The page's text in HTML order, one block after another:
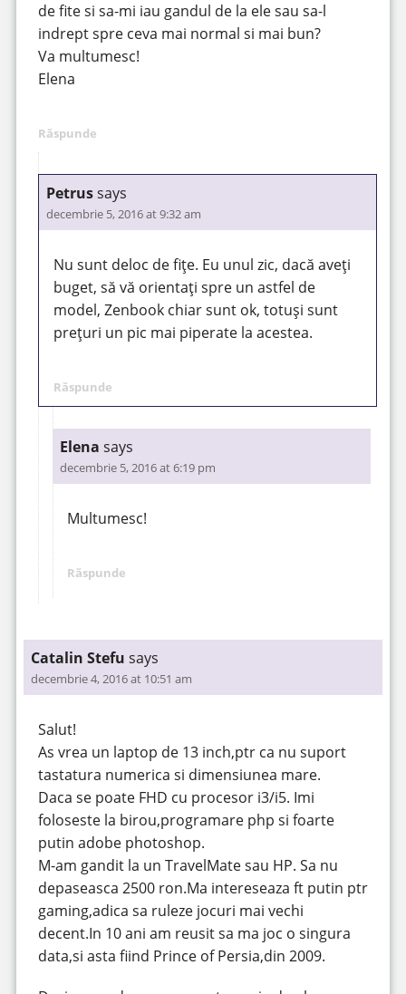
de fite si sa-mi iau gandul de la ele sau sa-l
indrept spre ceva mai normal si mai bun?
Va multumesc!
Elena
Răspunde
Petrussays
decembrie 5, 2016 at 9:32 am
Nu sunt deloc de fițe. Eu unul zic, dacă aveți
buget, să vă orientați spre un astfel de
model, Zenbook chiar sunt ok, totuși sunt
prețuri un pic mai piperate la acestea.
Răspunde
Elena says
decembrie 5, 2016 at 6:19 pm
Multumesc!
Răspunde
Catalin Stefu says
decembrie 4, 2016 at 10:51 am
Salut!
As vrea un laptop de 13 inch,ptr ca nu suport
tastatura numerica si dimensiunea mare.
Daca se poate FHD cu procesor i3/i5. Imi
foloseste la birou,programare php si foarte
putin adobe photoshop.
M-am gandit la un TravelMate sau HP. Sa nu
depaseasca 2500 ron.Ma intereseaza ft putin ptr
gaming,adica sa ruleze jocuri mai vechi
decent.In 10 ani am reusit sa ma joc o singura
data,si asta fiind Prince of Persia,din 2009.